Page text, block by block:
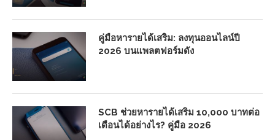
คู่มือหารายได้เสริม: ลงทุนออนไลน์ปี
2026 บนแพลตฟอร์มดัง
SCB ช่วยหารายได้เสริม 10,000 บาทต่อ
เดือนได้อย่างไร? คู่มือ 2026